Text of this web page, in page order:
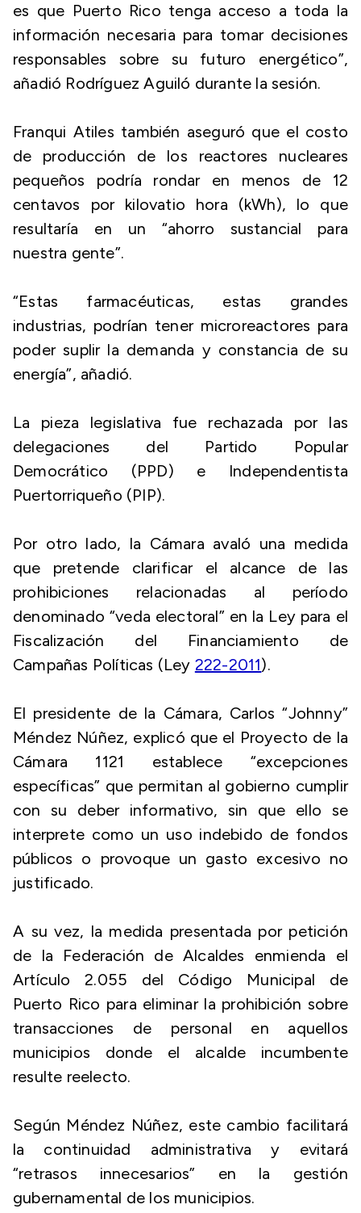
es que Puerto Rico tenga acceso a toda la
información necesaria para tomar decisiones
responsables sobre su futuro energético”,
añadió Rodríguez Aguiló durante la sesión.
Franqui Atiles también aseguró que el costo
de producción de los reactores nucleares
pequeños podría rondar en menos de 12
centavos por kilovatio hora (kWh), lo que
resultaría en un “ahorro sustancial para
nuestra gente”.
“Estas farmacéuticas, estas grandes
industrias, podrían tener microreactores para
poder suplir la demanda y constancia de su
energía”, añadió.
La pieza legislativa fue rechazada por las
delegaciones del Partido Popular
Democrático (PPD) e Independentista
Puertorriqueño (PIP).
Por otro lado, la Cámara avaló una medida
que pretende clarificar el alcance de las
prohibiciones relacionadas al período
denominado “veda electoral” en la Ley para el
Fiscalización del Financiamiento de
Campañas Políticas (Ley 222-2011).
El presidente de la Cámara, Carlos “Johnny”
Méndez Núñez, explicó que el Proyecto de la
Cámara 1121 establece “excepciones
específicas” que permitan al gobierno cumplir
con su deber informativo, sin que ello se
interprete como un uso indebido de fondos
públicos o provoque un gasto excesivo no
justificado.
A su vez, la medida presentada por petición
de la Federación de Alcaldes enmienda el
Artículo 2.055 del Código Municipal de
Puerto Rico para eliminar la prohibición sobre
transacciones de personal en aquellos
municipios donde el alcalde incumbente
resulte reelecto.
Según Méndez Núñez, este cambio facilitará
la continuidad administrativa y evitará
“retrasos innecesarios” en la gestión
gubernamental de los municipios.